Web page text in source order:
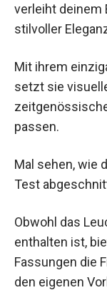
verleiht deinem
stilvoller
Mit ihrem
setzt sie
passen.
Mal sehen, wie
Test
Obwohl das
enthalten ist,
Fassungen die
den eigenen